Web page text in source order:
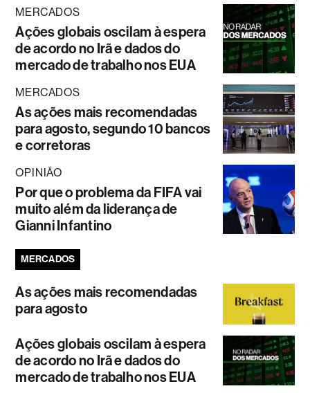
MERCADOS
Ações globais oscilam à espera
de acordo no Irã e dados do
mercado de trabalho nos EUA
MERCADOS
As ações mais recomendadas
para agosto, segundo 10 bancos
e corretoras
OPINIÃO
Por que o problema da FIFA vai
muito além da liderança de
Gianni Infantino
MERCADOS
As ações mais recomendadas
para agosto
Ações globais oscilam à espera
de acordo no Irã e dados do
mercado de trabalho nos EUA